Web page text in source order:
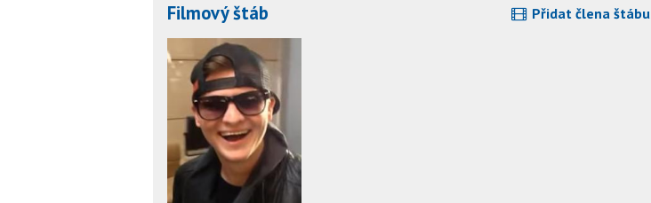
Filmový štáb Přidat člena štábu